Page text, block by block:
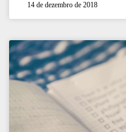
14 de dezembro de 2018